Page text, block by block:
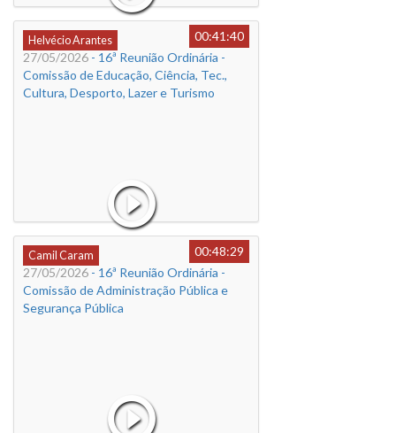
Helvécio Arantes
00:41:40
27/05/2026 - 16ª Reunião Ordinária -
Comissão de Educação, Ciência, Tec.,
Cultura, Desporto, Lazer e Turismo
Camil Caram
00:48:29
27/05/2026 - 16ª Reunião Ordinária -
Comissão de Administração Pública e
Segurança Pública